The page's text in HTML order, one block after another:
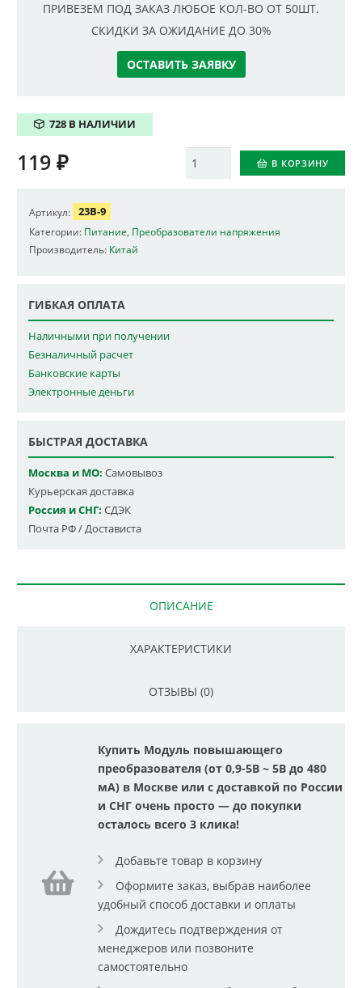
ПРИВЕЗЕМ ПОД ЗАКАЗ ЛЮБОЕ КОЛ-ВО ОТ 50ШТ.
СКИДКИ ЗА ОЖИДАНИЕ ДО 30%
ОСТАВИТЬ ЗАЯВКУ
728 В НАЛИЧИИ
Количество В КОРЗИНУ
119 ₽
Артикул: 23B-9
Категории: Питание Преобразователи напряжения
Производитель: Китай
ГИБКАЯ ОПЛАТА
Наличными при получении
Безналичный расчет
Банковские карты
Электронные деньги
БЫСТРАЯ ДОСТАВКА
Москва и МО: Самовывоз
Курьерская доставка
Россия и СНГ: СДЭК
Почта РФ / Достависта
ОПИСАНИЕ
ХАРАКТЕРИСТИКИ
ОТЗЫВЫ (0)
Купить Модуль повышающего
преобразователя (от 0,9-5В ~ 5В до 480
мА) в Москве или с доставкой по России
и СНГ очень просто — до покупки
осталось всего 3 клика!
Добавьте товар в корзину
Оформите заказ, выбрав наиболее
удобный способ доставки и оплаты
Дождитесь подтверждения от
менеджеров или позвоните
самостоятельно